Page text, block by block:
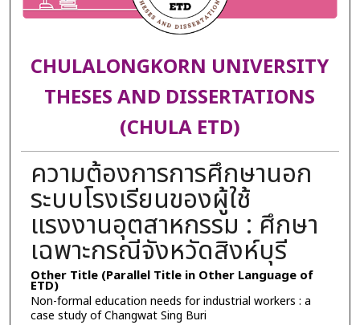
CHULALONGKORN UNIVERSITY
THESES AND DISSERTATIONS
(CHULA ETD)
ความต้องการการศึกษานอก
ระบบโรงเรียนของผู้ใช้
แรงงานอุตสาหกรรม : ศึกษา
เฉพาะกรณีจังหวัดสิงห์บุรี
Other Title (Parallel Title in Other Language of
ETD)
Non-formal education needs for industrial workers : a
case study of Changwat Sing Buri